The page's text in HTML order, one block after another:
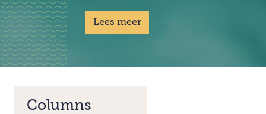
Lees meer
Columns